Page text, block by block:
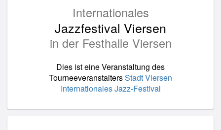
Internationales
Jazzfestival Viersen
in der Festhalle Viersen
Dies ist eine Veranstaltung des
TourneeveranstaltersStadt Viersen
Internationales Jazz-Festival